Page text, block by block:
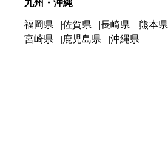
九州・沖縄
福岡県 佐賀県 長崎県 熊本県
宮崎県
鹿児島県 沖縄県